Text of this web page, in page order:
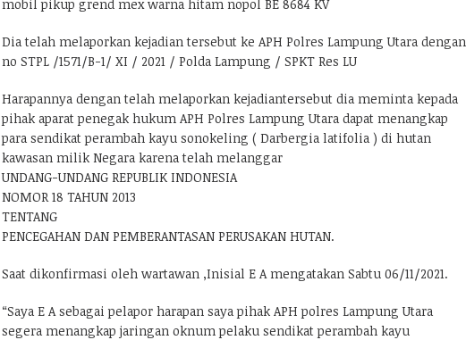
mobil pikup grend mex warna hitam nopol BE 8684 KV
Dia telah melaporkan kejadian tersebut ke APH Polres Lampung Utara dengan
no STPL /1571/B-1/ XI / 2021 / Polda Lampung / SPKT Res LU
Harapannya dengan telah melaporkan kejadiantersebut dia meminta kepada
pihak aparat penegak hukum APH Polres Lampung Utara dapat menangkap
para sendikat perambah kayu sonokeling ( Darbergia latifolia ) di hutan
kawasan milik Negara karena telah melanggar
UNDANG-UNDANG REPUBLIK INDONESIA
NOMOR 18 TAHUN 2013
TENTANG
PENCEGAHAN DAN PEMBERANTASAN PERUSAKAN HUTAN.
Saat dikonfirmasi oleh wartawan ,Inisial E A mengatakan Sabtu 06/11/2021.
“Saya E A sebagai pelapor harapan saya pihak APH polres Lampung Utara
segera menangkap jaringan oknum pelaku sendikat perambah kayu